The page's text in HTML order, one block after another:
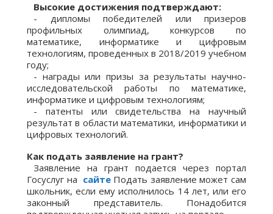
⠀Высокие достижения подтверждают:
⠀- дипломы победителей или призеров
профильных олимпиад, конкурсов по
математике, информатике и цифровым
технологиям, проведенных в 2018/2019 учебном
году;
⠀- награды или призы за результаты научно-
исследовательской работы по математике,
информатике и цифровым технологиям;
⠀- патенты или свидетельства на научный
результат в области математики, информатики и
цифровых технологий.⠀
Как подать заявление на грант?
⠀Заявление на грант подается через портал
Госуслуг на сайтеПодать заявление может сам
школьник, если ему исполнилось 14 лет, или его
законный представитель. Понадобится